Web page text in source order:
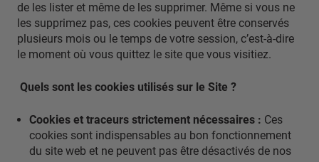
de les lister et même de les supprimer. Même si vous ne
les supprimez pas, ces cookies peuvent être conservés
plusieurs mois ou le temps de votre session, c’est-à-dire
le moment où vous quittez le site que vous visitiez.
Quels sont les cookies utilisés sur le Site ?
Cookies et traceurs strictement nécessaires : Ces
cookies sont indispensables au bon fonctionnement
du site web et ne peuvent pas être désactivés de nos